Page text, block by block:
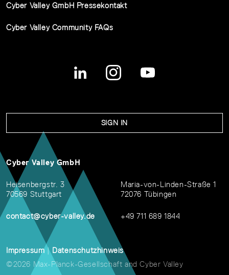
Cyber Valley GmbH Pressekontakt
Cyber Valley Community FAQs
SIGN IN
Cyber Valley GmbH
Heisenbergstr. 3
70569 Stuttgart
contact@cyber-valley.de
Maria-von-Linden-Straße 1
72076 Tübingen
+49 711 689 1844
Impressum | Datenschutzhinweis
©2026 Max-Planck-Gesellschaft and Cyber Valley